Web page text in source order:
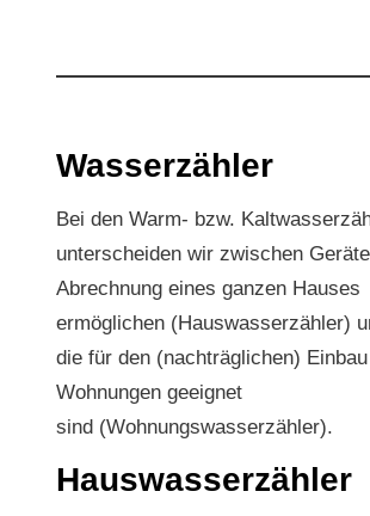
Wasserzähler
Bei den Warm- bzw.
unterscheiden wir zwischen
Abrechnung eines ganzen Hauses
ermöglichen (Hauswasserzähler)
die für den (nachträglichen)
Wohnungen geeignet
sind (Wohnungswasserzähler).
Hauswasserzähler